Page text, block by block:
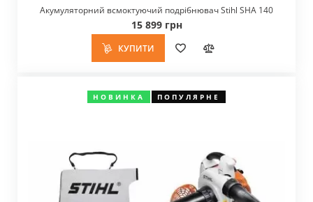
Акумуляторний всмоктуючий подрібнювач Stihl SHA 140
15 899 грн
КУПИТИ
НОВИНКА ПОПУЛЯРНЕ